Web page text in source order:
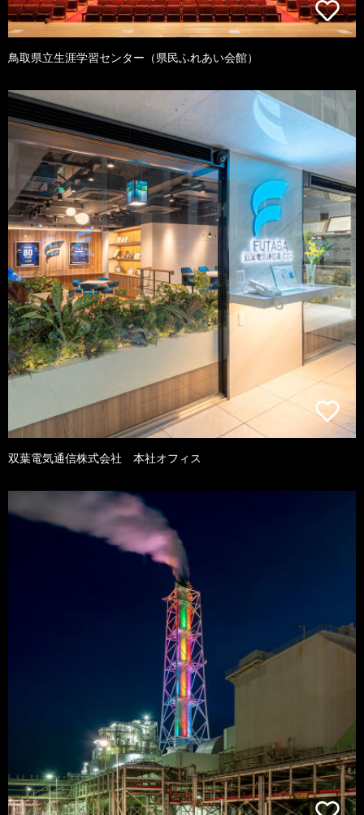
鳥取県立生涯学習センター（県民ふれあい会館）
双葉電気通信株式会社 本社オフィス